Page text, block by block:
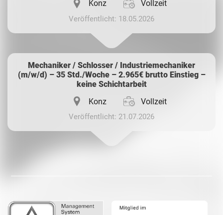
Konz
Vollzeit
Veröffentlicht: 18.05.2026
Mechaniker / Schlosser / Industriemechaniker
(m/w/d) – 35 Std./Woche – 2.965€ brutto Einstieg –
keine Schichtarbeit
Konz
Vollzeit
Veröffentlicht: 21.07.2026